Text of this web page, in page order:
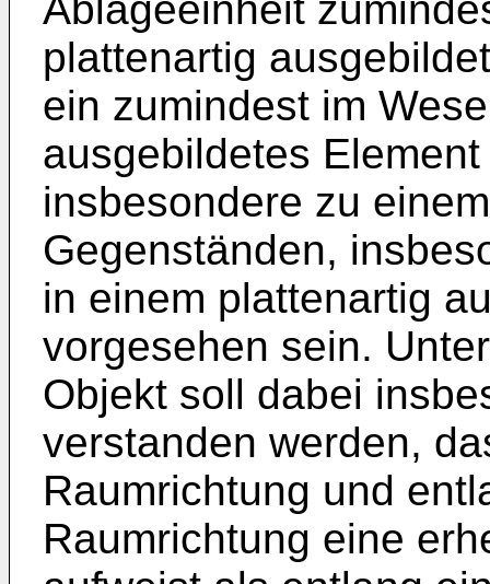
plattenartig
ein zumindest im
ausgebildetes
insbesondere zu
Gegenständen,
in einem plattenartig
vorgesehen sein.
Objekt soll dabei
verstanden werden,
Raumrichtung und
Raumrichtung eine